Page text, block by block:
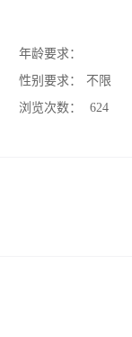
年龄要求：
性别要求：
不限
浏览次数：
624